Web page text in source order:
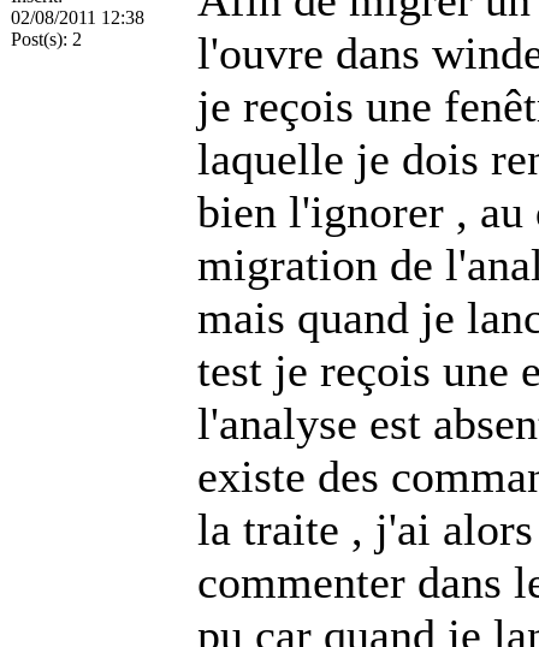
02/08/2011 12:38
Post(s): 2
l'ouvre dans
je reçois une
laquelle je dois
bien l'ignorer ,
migration de
mais quand je
test je reçois une
l'analyse est
existe des
la traite , j'ai alors
commenter dans
pu car quand je